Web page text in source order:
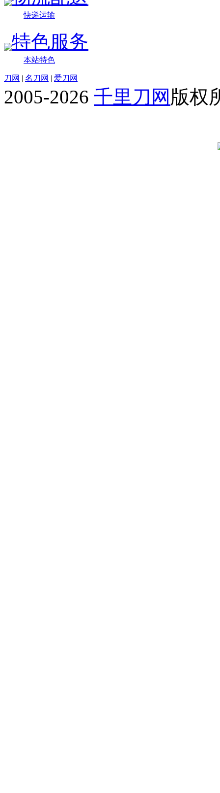
快递运输
特色服务
本站特色
刀网 | 名刀网 | 爱刀网
2005-2026 千里刀网 版权